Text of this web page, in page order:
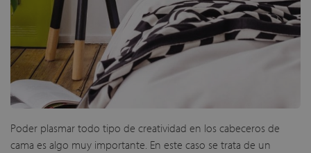
Poder plasmar todo tipo de creatividad en los cabeceros de
cama es algo muy importante. En este caso se trata de un